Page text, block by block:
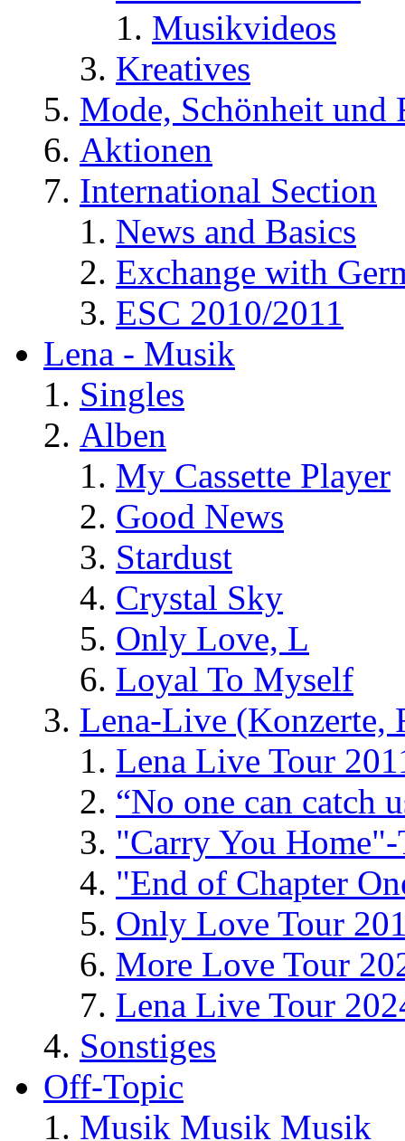
Musikvideos
Kreatives
Mode, Schönheit und
Aktionen
International Section
News and Basics
Exchange with
ESC 2010/2011
Lena - Musik
Singles
Alben
My Cassette Player
Good News
Stardust
Crystal Sky
Only Love, L
Loyal To Myself
Lena-Live (Konzerte,
Lena Live Tour
“No one can catch
"Carry You
"End of Chapter
Only Love Tour
More Love Tour
Lena Live Tour
Sonstiges
Off-Topic
Musik Musik Musik